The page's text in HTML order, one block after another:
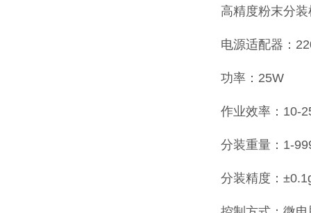
高精度粉末分
电源适配器：
功率：25W
作业效率：10-
分装重量：1-
分装精度：